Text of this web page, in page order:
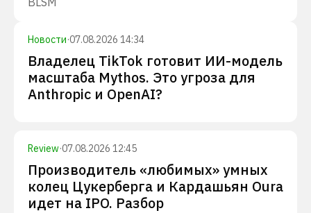
Новости·07.08.2026 14:34
Владелец TikTok готовит ИИ-модель
масштаба Mythos. Это угроза для
Anthropic и OpenAI?
Review·07.08.2026 12:45
Производитель «любимых» умных
колец Цукерберга и Кардашьян Oura
идет на IPO. Разбор